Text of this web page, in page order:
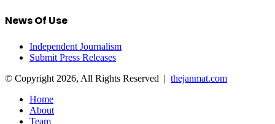
News Of Use
Independent Journalism
Submit Press Releases
© Copyright 2026, All Rights Reserved | thejanmat.com
Home
About
Team